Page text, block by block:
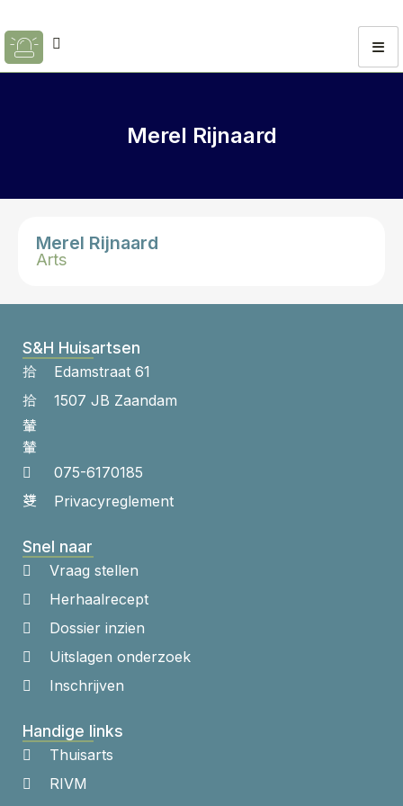
Merel Rijnaard
Merel Rijnaard
Arts
S&H Huisartsen
Edamstraat 61
1507 JB Zaandam
075-6170185
Privacyreglement
Snel naar
Vraag stellen
Herhaalrecept
Dossier inzien
Uitslagen onderzoek
Inschrijven
Handige links
Thuisarts
RIVM